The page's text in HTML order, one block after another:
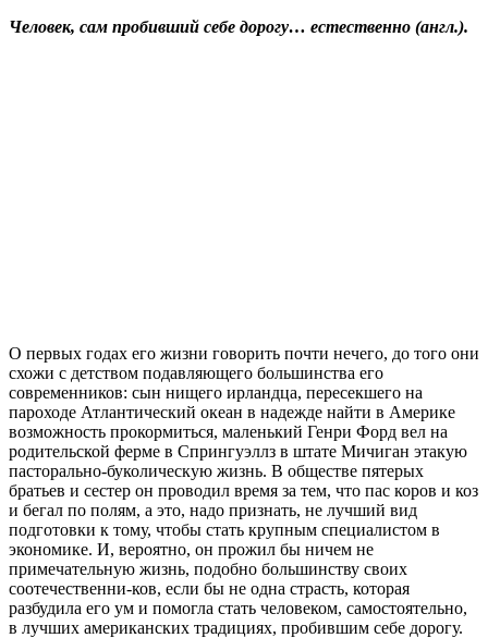
Человек, сам пробивший себе дорогу… естественно (англ.).
О первых годах его жизни говорить почти нечего, до того они
схожи с детством подавляющего большинства его
современников: сын нищего ирландца, пересекшего на
пароходе Атлантический океан в надежде найти в Америке
возможность прокормиться, маленький Генри Форд вел на
родительской ферме в Спрингуэллз в штате Мичиган этакую
пасторально-буколическую жизнь. В обществе пятерых
братьев и сестер он проводил время за тем, что пас коров и коз
и бегал по полям, а это, надо признать, не лучший вид
подготовки к тому, чтобы стать крупным специалистом в
экономике. И, вероятно, он прожил бы ничем не
примечательную жизнь, подобно большинству своих
соотечественни-ков, если бы не одна страсть, которая
разбудила его ум и помогла стать человеком, самостоятельно,
в лучших американских традициях, пробившим себе дорогу.